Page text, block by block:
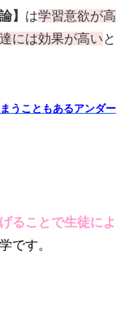
】 は学習意欲が高
には効果が高いと
うこともあるアンダー
ることで生徒によ
です。